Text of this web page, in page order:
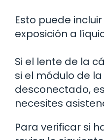
Esto puede
exposición a
Si el lente de la
si el módulo de
desconectado,
necesites
Para verificar si